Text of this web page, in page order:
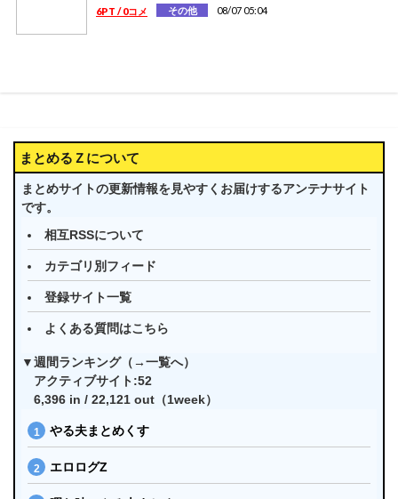
6PT / 0コメ その他 08/07 05:04
まとめるＺについて
まとめサイトの更新情報を見やすくお届けするアンテナサイト
です。
相互RSSについて
カテゴリ別フィード
登録サイト一覧
よくある質問はこちら
▼週間ランキング（→一覧へ）
アクティブサイト:52
6,396 in / 22,121 out（1week）
やる夫まとめくす
エロログZ